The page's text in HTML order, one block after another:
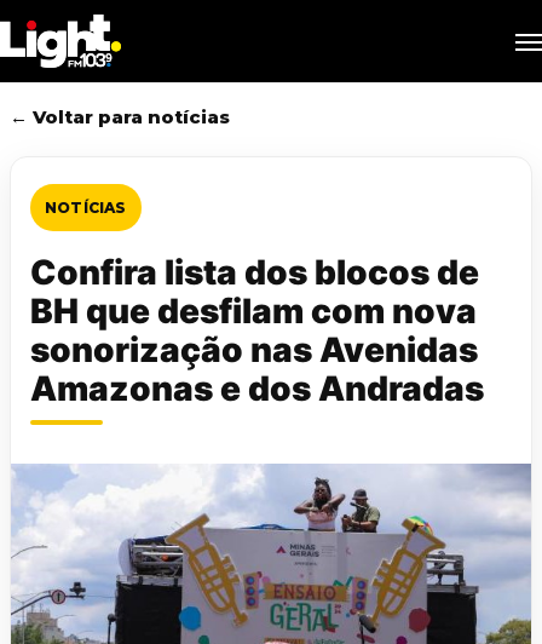
to
main
content
← Voltar para notícias
NOTÍCIAS
Confira lista dos blocos de
BH que desfilam com nova
sonorização nas Avenidas
Amazonas e dos Andradas